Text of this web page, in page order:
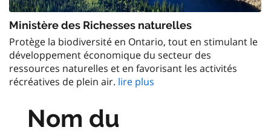
Ministère des Richesses naturelles
Protège la biodiversité en Ontario, tout en stimulant le
développement économique du secteur des
ressources naturelles et en favorisant les activités
récréatives de plein air. lire plus
Nom du